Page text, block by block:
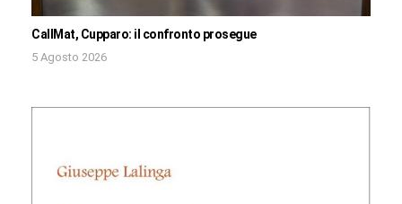
CallMat, Cupparo: il confronto prosegue
5 Agosto 2026